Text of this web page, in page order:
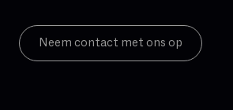
Neem contact met ons op